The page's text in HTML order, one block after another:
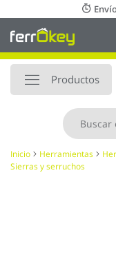
al
contenido
Productos
Inicio Herramientas
Sierras y serruchos